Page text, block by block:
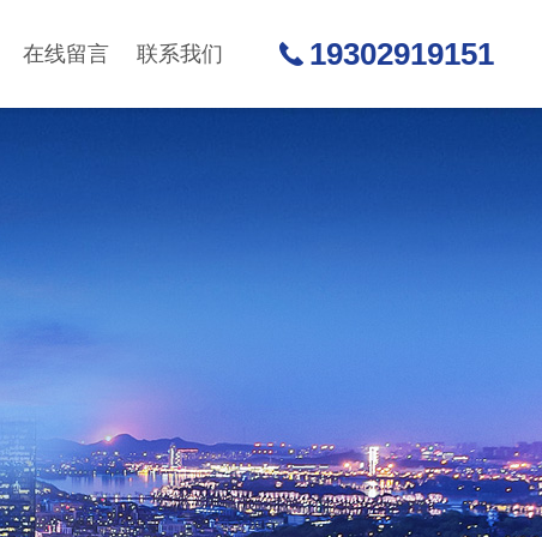
在线留言 联系我们 19302919151